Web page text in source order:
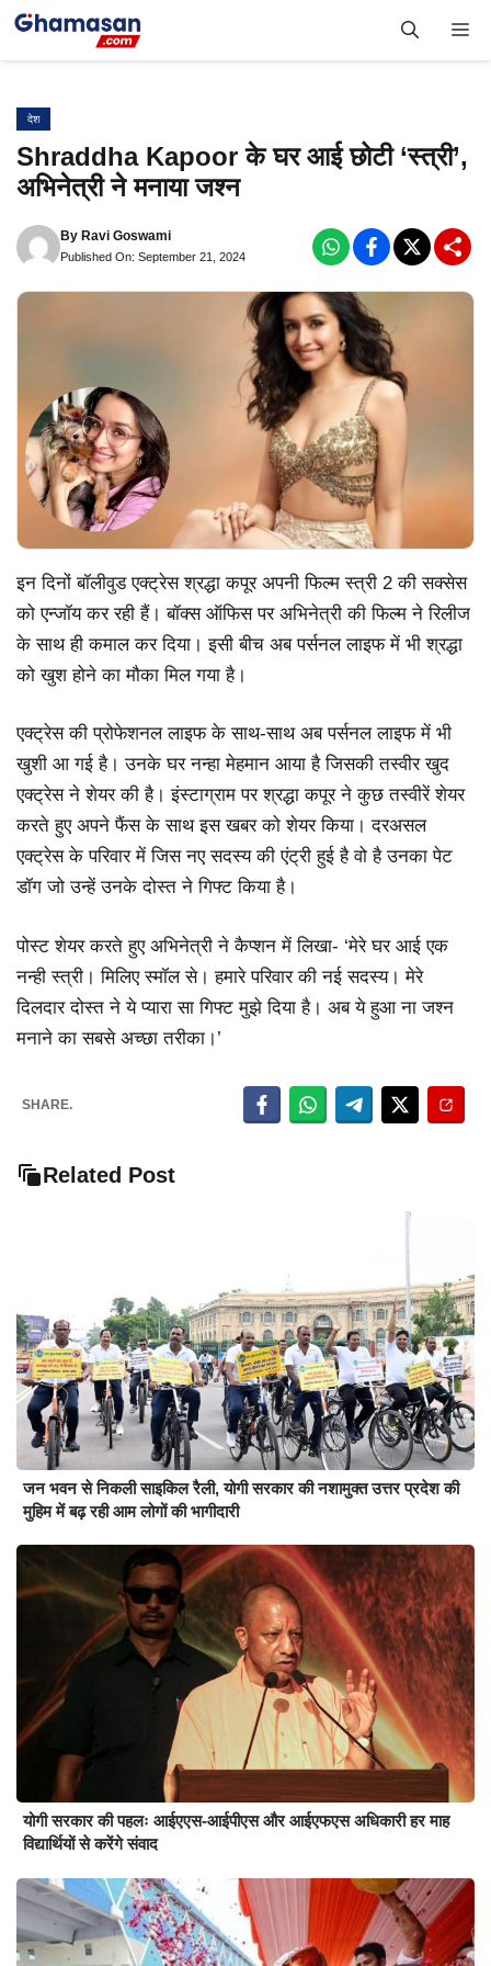
Skip
देश
Shraddha Kapoor के घर आई छोटी ‘स्त्री’,
अभिनेत्री ने मनाया जश्न
By Ravi Goswami
Published On: September 21, 2024
इन दिनों बॉलीवुड एक्ट्रेस श्रद्धा कपूर अपनी फिल्म स्त्री 2 की सक्सेस
को एन्जॉय कर रही हैं। बॉक्स ऑफिस पर अभिनेत्री की फिल्म ने रिलीज
के साथ ही कमाल कर दिया। इसी बीच अब पर्सनल लाइफ में भी श्रद्धा
को खुश होने का मौका मिल गया है।
एक्ट्रेस की प्रोफेशनल लाइफ के साथ-साथ अब पर्सनल लाइफ में भी
खुशी आ गई है। उनके घर नन्हा मेहमान आया है जिसकी तस्वीर खुद
एक्ट्रेस ने शेयर की है। इंस्टाग्राम पर श्रद्धा कपूर ने कुछ तस्वीरें शेयर
करते हुए अपने फैंस के साथ इस खबर को शेयर किया। दरअसल
एक्ट्रेस के परिवार में जिस नए सदस्य की एंट्री हुई है वो है उनका पेट
डॉग जो उन्हें उनके दोस्त ने गिफ्ट किया है।
पोस्ट शेयर करते हुए अभिनेत्री ने कैप्शन में लिखा- ‘मेरे घर आई एक
नन्ही स्त्री। मिलिए स्मॉल से। हमारे परिवार की नई सदस्य। मेरे
दिलदार दोस्त ने ये प्यारा सा गिफ्ट मुझे दिया है। अब ये हुआ ना जश्न
मनाने का सबसे अच्छा तरीका।’
SHARE.
Related Post
जन भवन से निकली साइकिल रैली, योगी सरकार की नशामुक्त उत्तर प्रदेश की
मुहिम में बढ़ रही आम लोगों की भागीदारी
योगी सरकार की पहलः आईएएस-आईपीएस और आईएफएस अधिकारी हर माह
विद्यार्थियों से करेंगे संवाद